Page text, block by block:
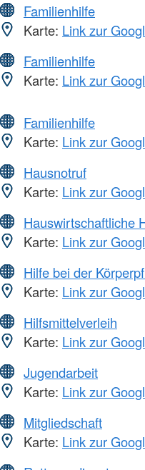
Familienhilfe
Karte: Link zur
Familienhilfe
Karte: Link zur
Familienhilfe
Karte: Link zur
Hausnotruf
Karte: Link zur
Hauswirtschaftliche
Karte: Link zur
Hilfe bei der
Karte: Link zur
Hilfsmittelverleih
Karte: Link zur
Jugendarbeit
Karte: Link zur
Mitgliedschaft
Karte: Link zur